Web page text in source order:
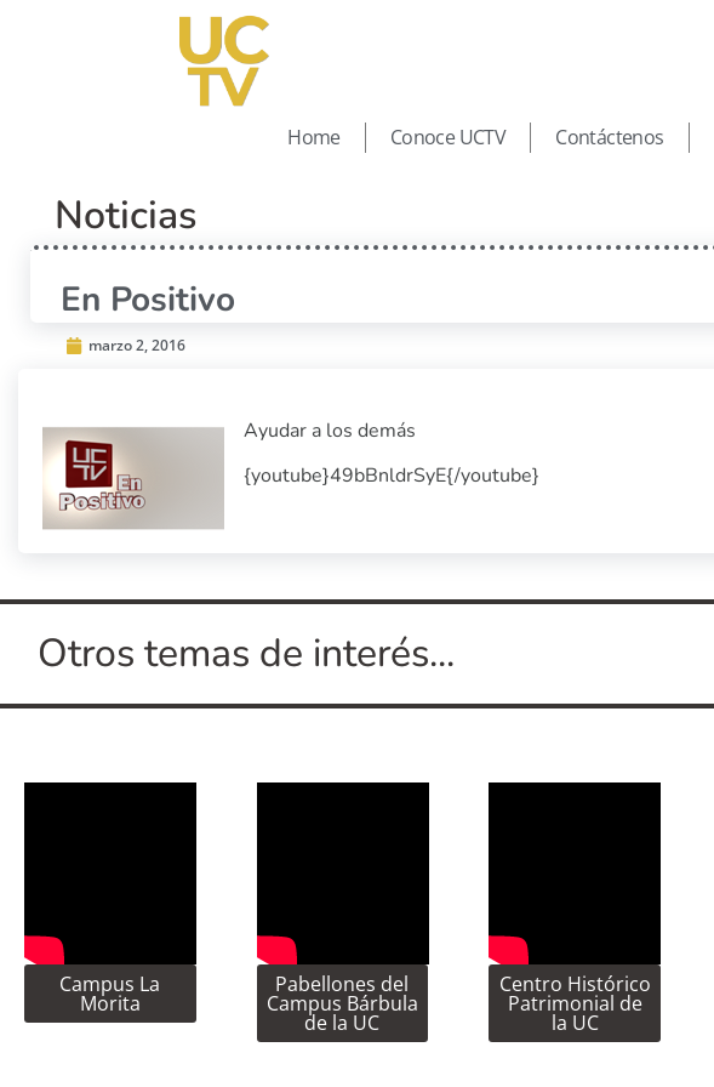
Home Conoce UCTV Contáctenos
Noticias
En Positivo
marzo 2, 2016
Ayudar a los demás
{youtube}49bBnldrSyE{/youtube}
Otros temas de interés...
Campus La
Morita
Pabellones del
Campus Bárbula
de la UC
Centro Histórico
Patrimonial de
la UC